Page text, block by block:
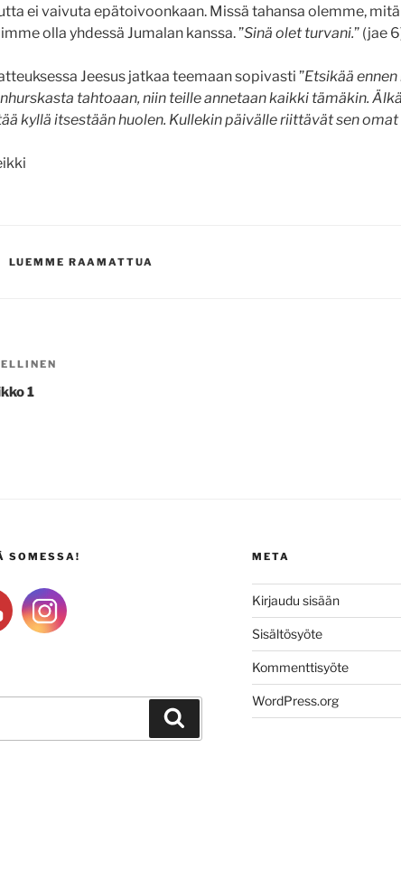
ei vaivuta epätoivoonkaan. Missä tahansa olemme,
olla yhdessä Jumalan kanssa. ”Sinä olet turvani.” (jae
Jeesus jatkaa teemaan sopivasti ”Etsikää
tahtoaan, niin teille annetaan kaikki tämäkin.
kyllä itsestään huolen. Kullekin päivälle riittävät sen omat
KATEGORIAT
LUEMME RAAMATTUA
1
SOMESSA! META
Kirjaudu sisään
Sisältösyöte
Kommenttisyöte
WordPress.org